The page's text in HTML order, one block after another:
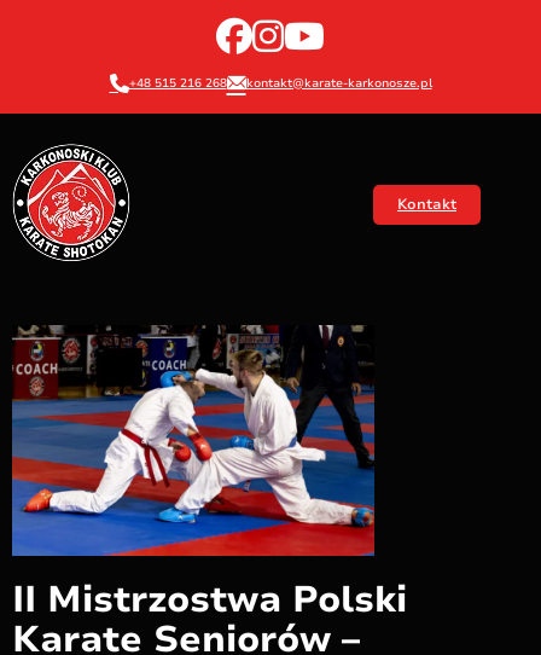
+48 515 216 268 kontakt@karate-karkonosze.pl
Kontakt
II Mistrzostwa Polski
Karate Seniorów –